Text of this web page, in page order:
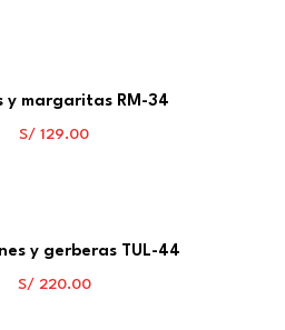
y margaritas RM-34
S/ 129.00
y gerberas TUL-44
S/220.00